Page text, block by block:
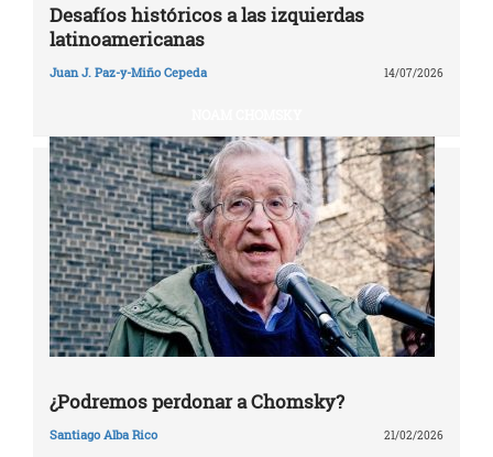
Desafíos históricos a las izquierdas
latinoamericanas
Juan J. Paz-y-Miño Cepeda 14/07/2026
¿Podremos perdonar a Chomsky?
Santiago Alba Rico 21/02/2026